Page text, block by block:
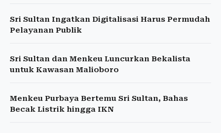
Sri Sultan Ingatkan Digitalisasi Harus Permudah
Pelayanan Publik
Sri Sultan dan Menkeu Luncurkan Bekalista
untuk Kawasan Malioboro
Menkeu Purbaya Bertemu Sri Sultan, Bahas
Becak Listrik hingga IKN